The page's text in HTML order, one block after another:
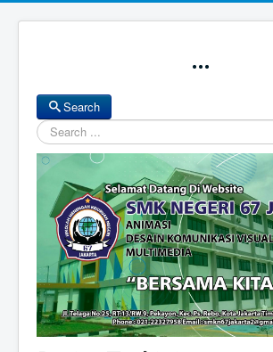
...
Search